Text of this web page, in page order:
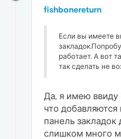
fishbonereturn
Если вы имеете
работает. А вот
так сделать не
Да, я имею ввиду
что
панель
слишком много